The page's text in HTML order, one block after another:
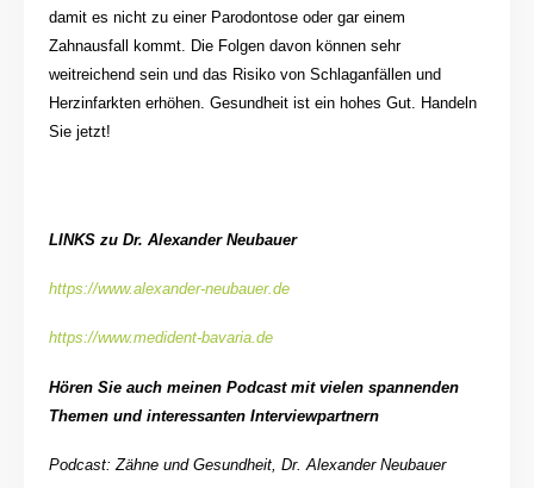
damit es nicht zu einer Parodontose oder gar einem
Zahnausfall kommt. Die Folgen davon können sehr
weitreichend sein und das Risiko von Schlaganfällen und
Herzinfarkten erhöhen. Gesundheit ist ein hohes Gut. Handeln
Sie jetzt!
LINKS zu Dr. Alexander Neubauer
https://www.alexander-neubauer.de
https://www.medident-bavaria.de
Hören Sie auch meinen Podcast mit vielen spannenden
Themen und interessanten Interviewpartnern
Podcast: Zähne und Gesundheit, Dr. Alexander Neubauer